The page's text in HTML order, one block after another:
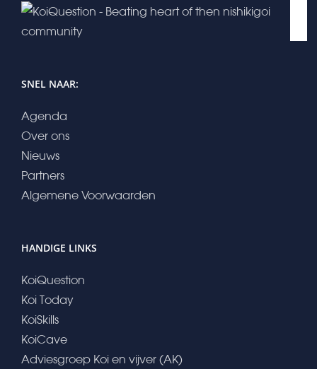
SNEL NAAR:
Agenda
Over ons
Nieuws
Partners
Algemene Voorwaarden
HANDIGE LINKS
KoiQuestion
Koi Today
KoiSkills
KoiCave
Adviesgroep Koi en vijver (AK)